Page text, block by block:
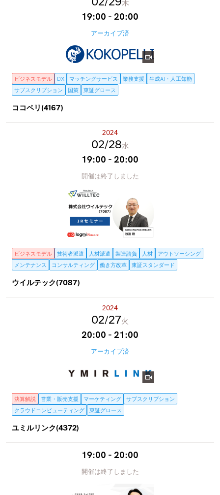
木
19:00 - 20:00
アーカイブ済
ビジネスモデル DX マッチングサービス 業務支援
生成AI・人工知能
サブスクリプション
国策 東証グロース
ココペリ(4167)
2024
02 28水
19:00 - 20:00
開催は終了しました
ビジネスモデル 技術者派遣 人材派遣 製造請負 人材
アウトソーシング
メンテナンス
コンサルティング 働き方改革 東証スタンダード
ウイルテック(7087)
2024
02 27火
20:00 - 21:00
アーカイブ済
決算解説 営業・販売支援 マーケティング
サブスクリプション
クラウドコンピューティング
東証グロース
ユミルリンク(4372)
19:00 - 20:00
開催は終了しました